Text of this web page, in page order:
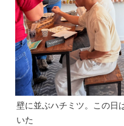
壁に並ぶハチミツ。この日
いた